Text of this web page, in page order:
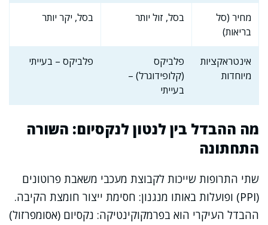
מחיר (סל
בריאות)
בסל, זול יותר בסל, יקר יותר
אינטראקציות
מיוחדות
פלביקס
(קלופידוגרל) –
בעייתי
פלביקס – בעייתי
מה ההבדל בין לנטון לנקסיום: השורה
התחתונה
שתי התרופות שייכות לקבוצת מעכבי משאבת פרוטונים
(PPI) ופועלות באותו מנגנון: חסימת ייצור חומצת הקיבה.
ההבדל העיקרי הוא בפרמקוקינטיקה: נקסיום (אסומפרזול)